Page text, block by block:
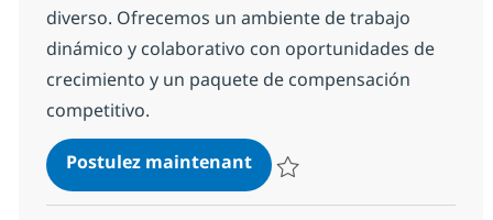
diverso. Ofrecemos un ambiente de trabajo
dinámico y colaborativo con oportunidades de
crecimiento y un paquete de compensación
competitivo.
Postulez maintenantIngeniero/ de Datos